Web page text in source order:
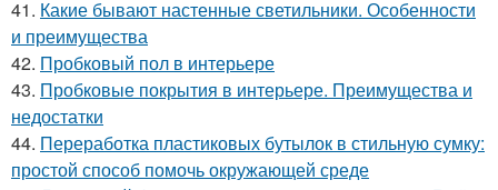
41. Какие бывают настенные светильники. Особенности
и преимущества
42. Пробковый пол в интерьере
43. Пробковые покрытия в интерьере. Преимущества и
недостатки
44. Переработка пластиковых бутылок в стильную сумку:
простой способ помочь окружающей среде